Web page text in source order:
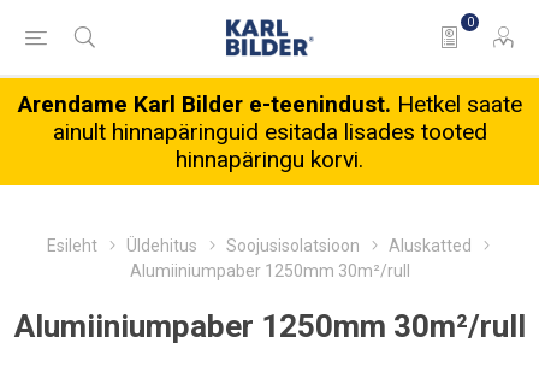
0
Arendame Karl Bilder e-teenindust. Hetkel saate
ainult hinnapäringuid esitada lisades tooted
hinnapäringu korvi.
Esileht Üldehitus Soojusisolatsioon
Aluskatted
Alumiiniumpaber 1250mm 30m²/rull
Alumiiniumpaber 1250mm 30m²/rull